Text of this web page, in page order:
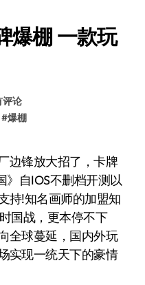
爆棚 一款玩
评论
#爆棚
》自IOS不删档开测以
持!知名画师的加盟知
国战，更本停不下
全球蔓延，国内外玩
实现一统天下的豪情